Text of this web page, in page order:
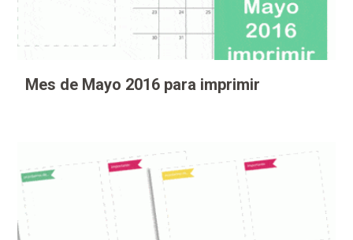
Mes de Mayo 2016 para imprimir